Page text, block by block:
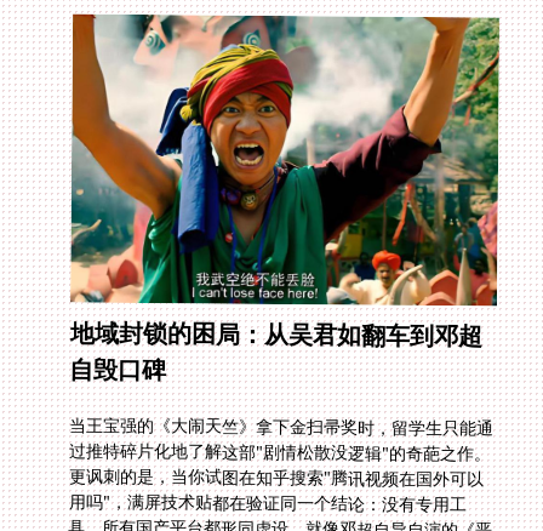
地域封锁的困局：从吴君如翻车到邓超
自毁口碑
当王宝强的《大闹天竺》拿下金扫帚奖时，留学生只能通
过推特碎片化地了解这部"剧情松散没逻辑"的奇葩之作。
更讽刺的是，当你试图在知乎搜索"腾讯视频在国外可以
用吗"，满屏技术贴都在验证同一个结论：没有专用工
具，所有国产平台都形同虚设。就像邓超自导自演的《恶
棍天使》，宣传铺天盖地结果成片"浮夸无聊白瞎演技"，
海外用户精心布置的追剧环境最终却卡在缓冲界面。尤其
春节想实时围观央视直播里的国风舞台，得到的只有错误